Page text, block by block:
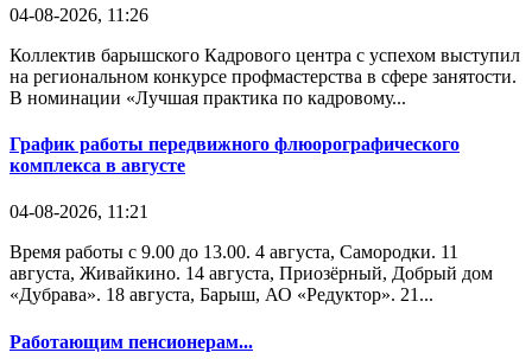
04-08-2026, 11:26
Коллектив барышского Кадрового центра с успехом выступил
на региональном конкурсе профмастерства в сфере занятости.
В номинации «Лучшая практика по кадровому...
График работы передвижного флюорографического
комплекса в августе
04-08-2026, 11:21
Время работы с 9.00 до 13.00. 4 августа, Самородки. 11
августа, Живайкино. 14 августа, Приозёрный, Добрый дом
«Дубрава». 18 августа, Барыш, АО «Редуктор». 21...
Работающим пенсионерам...